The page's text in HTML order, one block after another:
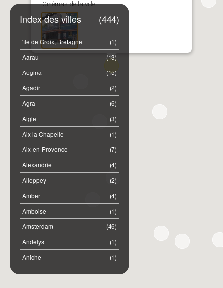
Cinémas de la ville :
(444)
Index des villes
(1)
'île de Groix, Bretagne
(13)
Aarau
(15)
Aegina
(2)
Agadir
(6)
Agra
(3)
Aigle
(1)
Aix la Chapelle
(7)
Aix-en-Provence
(4)
Alexandrie
(2)
Alleppey
(4)
Amber
(1)
Amboise
(46)
Amsterdam
(1)
Andelys
(1)
Aniche
(2)
Annemasse